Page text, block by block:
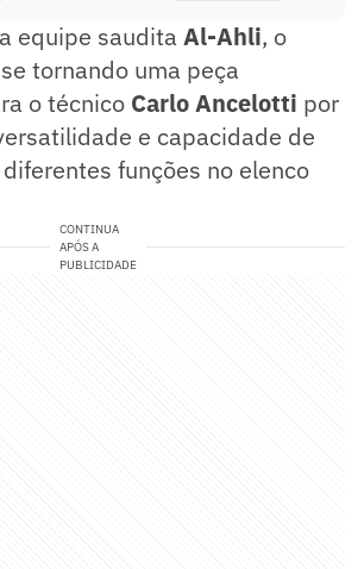
equipe saudita Al-Ahli, o
tornando uma peça
o técnico Carlo Ancelotti por
e capacidade de
funções no elenco
CONTINUA
APÓS A
PUBLICIDADE